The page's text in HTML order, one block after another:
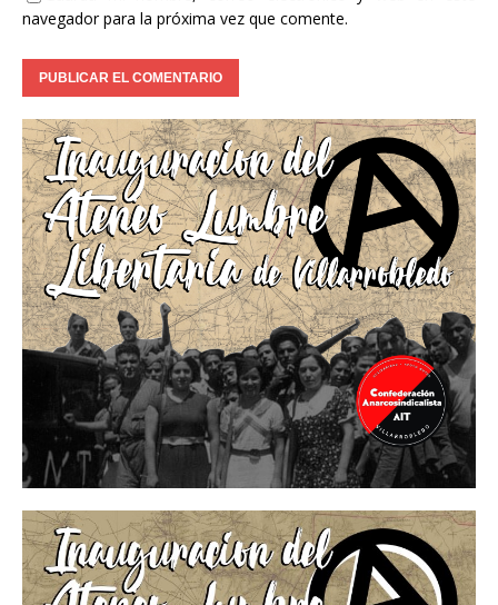
navegador para la próxima vez que comente.